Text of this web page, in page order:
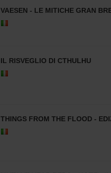
VAESEN - LE MITICHE GRAN
IL RISVEGLIO DI CTHULHU
THINGS FROM THE FLOOD -